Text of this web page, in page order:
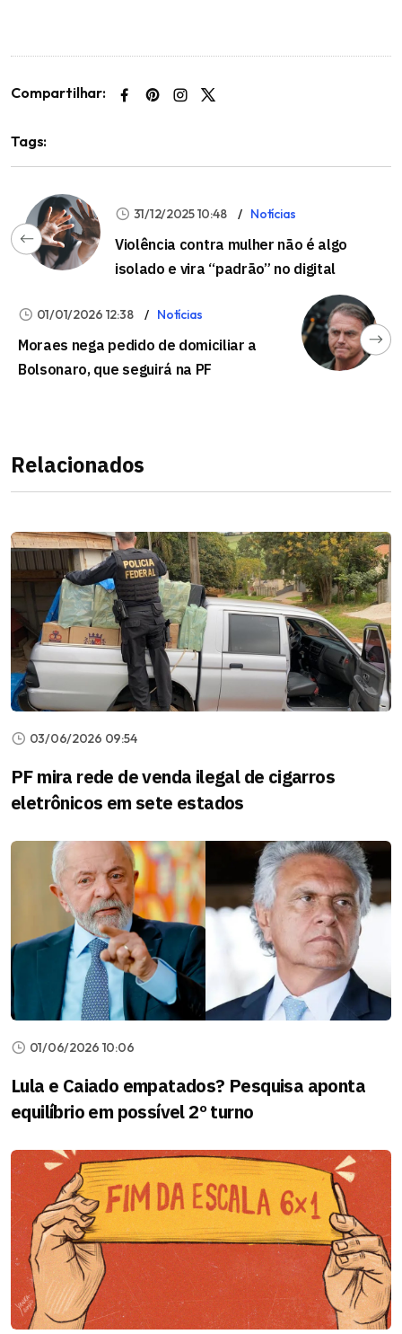
Compartilhar:
Tags:
31/12/2025 10:48 Notícias
Violência contra mulher não é algo
isolado e vira “padrão” no digital
01/01/2026 12:38 Notícias
Moraes nega pedido de domiciliar a
Bolsonaro, que seguirá na PF
Relacionados
03/06/2026 09:54
PF mira rede de venda ilegal de cigarros
eletrônicos em sete estados
01/06/2026 10:06
Lula e Caiado empatados? Pesquisa aponta
equilíbrio em possível 2º turno